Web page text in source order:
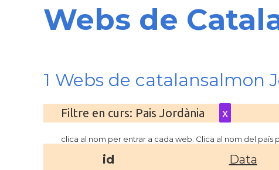
Webs de
1 Webs de catalansalmon
Filtre en curs: Pais Jordània x
clica al nom per entrar a cada web. Clica al nom del
id Data